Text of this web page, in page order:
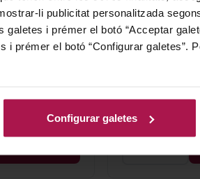
li publicitat personalitzada
i prémer el botó “Acceptar
i prémer el botó “Configurar galetes”.
Configurar galetes
Price
€